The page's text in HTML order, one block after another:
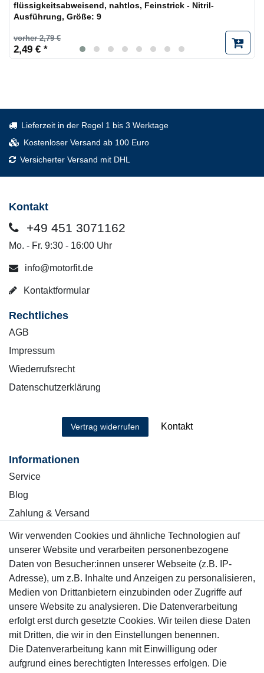
flüssigkeitsabweisend, nahtlos, Feinstrick - Nitril-
Ausführung, Größe: 9
vorher 2,79 €
2,49 € *
Lieferzeit in der Regel 1 bis 3 Werktage
Kostenloser Versand ab 100 Euro
Versicherter Versand mit DHL
Kontakt
+49 451 3071162
Mo. - Fr. 9:30 - 16:00 Uhr
info@motorfit.de
Kontaktformular
Rechtliches
AGB
Impressum
Wiederrufsrecht
Datenschutzerklärung
Vertrag widerrufen Kontakt
Informationen
Service
Blog
Zahlung & Versand
Sicher einkaufen
Mitglied
Wir verwenden Cookies und ähnliche Technologien auf
unserer Website und verarbeiten personenbezogene
Daten von Besucher:innen unserer Webseite (z.B. IP-
Adresse), um z.B. Inhalte und Anzeigen zu personalisieren,
Medien von Drittanbietern einzubinden oder Zugriffe auf
unsere Website zu analysieren. Die Datenverarbeitung
erfolgt erst durch gesetzte Cookies. Wir teilen diese Daten
mit Dritten, die wir in den Einstellungen benennen.
Die Datenverarbeitung kann mit Einwilligung oder
aufgrund eines berechtigten Interesses erfolgen. Die